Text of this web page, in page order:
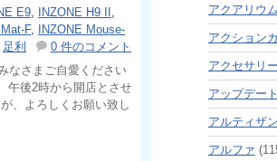
E9 INZONE H9 II
F,
INZONE Mouse-
足利
0 件のコメント
なさまご自愛ください
午後2時から開店とさせ
、よろしくお願い致し
アクアリウム
アクション
アクセサリー
アップデー
アルティザン
アルファ